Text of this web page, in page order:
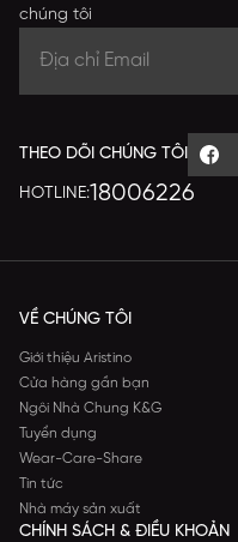
chúng tôi
THEO DÕI CHÚNG TÔI
HOTLINE:18006226
VỀ CHÚNG TÔI
Giới thiệu Aristino
Cửa hàng gần bạn
Ngôi Nhà Chung K&G
Tuyển dụng
Wear-Care-Share
Tin tức
Nhà máy sản xuất
CHÍNH SÁCH & ĐIỀU KHOẢN